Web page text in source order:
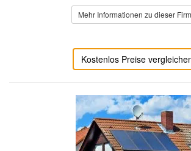
Mehr Informationen zu dieser
Kostenlos Preise